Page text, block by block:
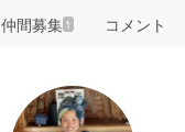
仲間募集 1 コメント